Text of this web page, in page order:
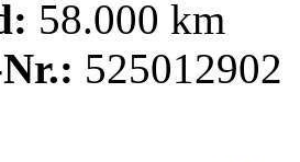
58.000 km
525012902